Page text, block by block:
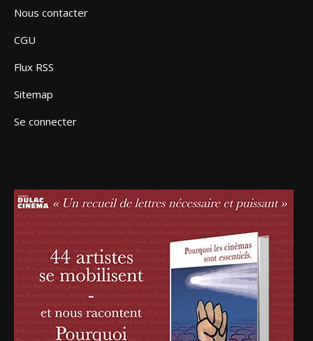
Nous contacter
CGU
Flux RSS
Sitemap
Se connecter